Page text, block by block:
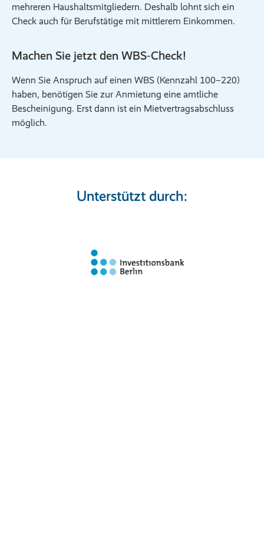
mehreren Haushaltsmitgliedern. Deshalb lohnt sich ein
Check auch für Berufstätige mit mittlerem Einkommen.
Machen Sie jetzt den WBS‑Check!
Wenn Sie Anspruch auf einen WBS (Kennzahl 100–220)
haben, benötigen Sie zur Anmietung eine amtliche
Bescheinigung. Erst dann ist ein Mietvertragsabschluss
möglich.
Unterstützt durch: